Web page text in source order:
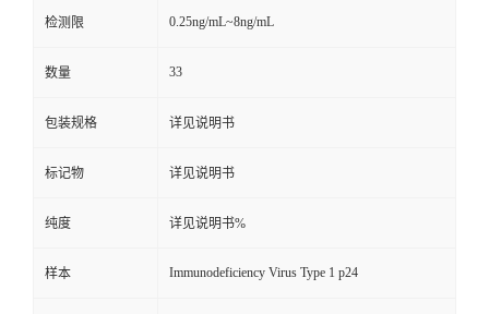
检测限 0.25ng/mL~8ng/mL
数量 33
包装规格 详见说明书
标记物 详见说明书
纯度 详见说明书%
样本 Immunodeficiency Virus Type 1 p24